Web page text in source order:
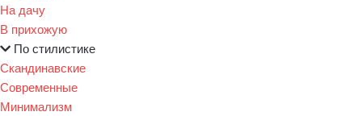
На дачу
В прихожую
По стилистике
Скандинавские
Современные
Минимализм